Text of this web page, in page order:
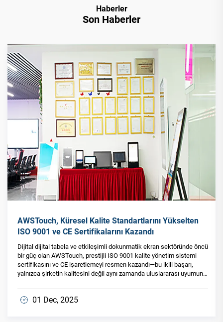
Haberler
Son Haberler
AWSTouch, Küresel Kalite Standartlarını Yükselten
ISO 9001 ve CE Sertifikalarını Kazandı
Dijital dijital tabela ve etkileşimli dokunmatik ekran sektöründe öncü
bir güç olan AWSTouch, prestijli ISO 9001 kalite yönetim sistemi
sertifikasını ve CE işaretlemeyi resmen kazandı—bu ikili başarı,
yalnızca şirketin kalitesini değil aynı zamanda uluslararası uyumunu
01 Dec, 2025